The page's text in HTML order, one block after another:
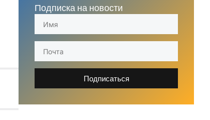
Подписка на новости
Подписаться